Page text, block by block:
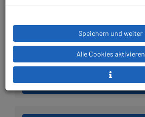
Werktagen: lagernd
in den Warenkorb legen
Speichern und weiter
Alle Cookies aktivieren